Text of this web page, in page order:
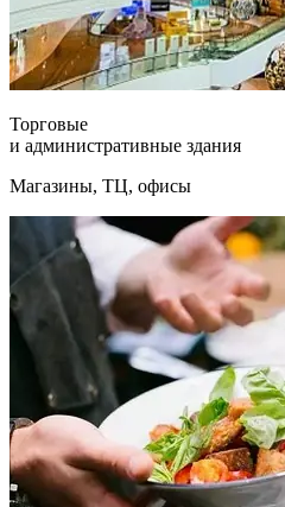
Торговые
и административные здания
Магазины, ТЦ, офисы